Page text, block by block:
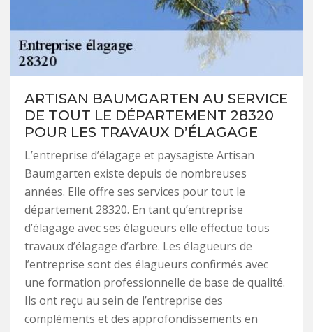
ARTISAN BAUMGARTEN AU SERVICE
DE TOUT LE DÉPARTEMENT 28320
POUR LES TRAVAUX D’ÉLAGAGE
L’entreprise d’élagage et paysagiste Artisan
Baumgarten existe depuis de nombreuses
années. Elle offre ses services pour tout le
département 28320. En tant qu’entreprise
d’élagage avec ses élagueurs elle effectue tous
travaux d’élagage d’arbre. Les élagueurs de
l’entreprise sont des élagueurs confirmés avec
une formation professionnelle de base de qualité.
Ils ont reçu au sein de l’entreprise des
compléments et des approfondissements en